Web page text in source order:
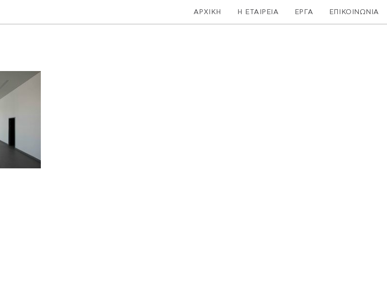
ΑΡΧΙΚΗ Η ΕΤΑΙΡΕΙΑ ΕΡΓΑ ΕΠΙΚΟΙΝΩΝΙΑ